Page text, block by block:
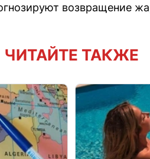
возвращение
ЧИТАЙТЕ ТАКЖЕ